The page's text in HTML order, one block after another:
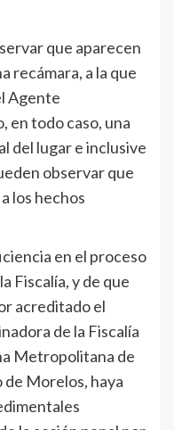
que aparecen
recámara, a la que
Agente
en todo caso, una
del lugar e inclusive
observar que
los hechos
en el proceso
Fiscalía, y de que
acreditado el
de la Fiscalía
Metropolitana de
de Morelos, haya